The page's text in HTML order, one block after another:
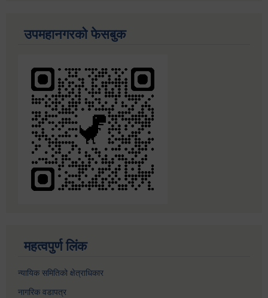
उपमहानगरको फेसबुक
महत्वपुर्ण लिंक
न्यायिक समितिको क्षेत्राधिकार
नागरिक वडापत्र